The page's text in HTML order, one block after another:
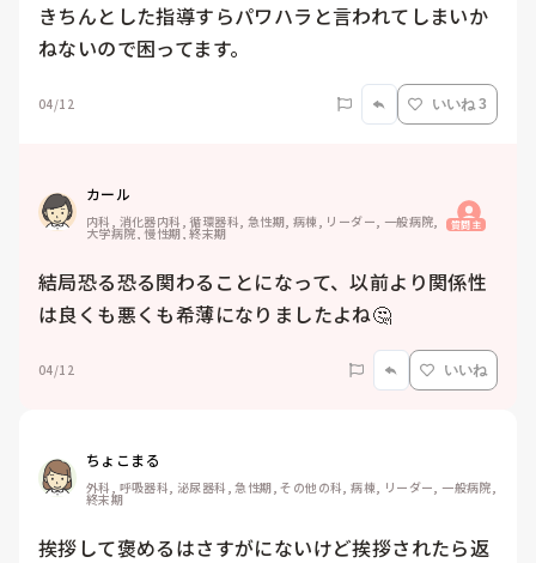
きちんとした指導すらパワハラと言われてしまいか
ねないので困ってます。
04/12 いいね 3
カール
内科, 消化器内科, 循環器科, 急性期, 病棟, リーダー, 一般病院,
大学病院, 慢性期, 終末期 質問主
結局恐る恐る関わることになって、以前より関係性
は良くも悪くも希薄になりましたよね🤔
04/12 いいね
ちょこまる
外科, 呼吸器科, 泌尿器科, 急性期, その他の科, 病棟, リーダー, 一般病院,
終末期
挨拶して褒めるはさすがにないけど挨拶されたら返